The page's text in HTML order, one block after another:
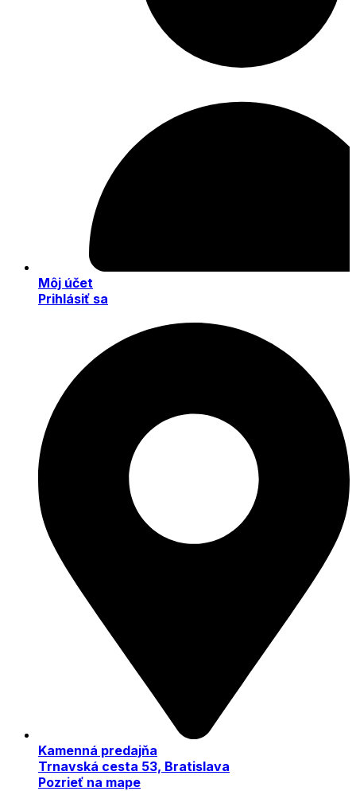
Môj účet
Prihlásiť sa
Kamenná predajňa
Trnavská cesta 53, Bratislava
Pozrieť na mape